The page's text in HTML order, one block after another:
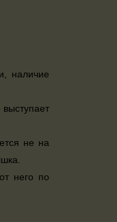
наличие
не на
него по